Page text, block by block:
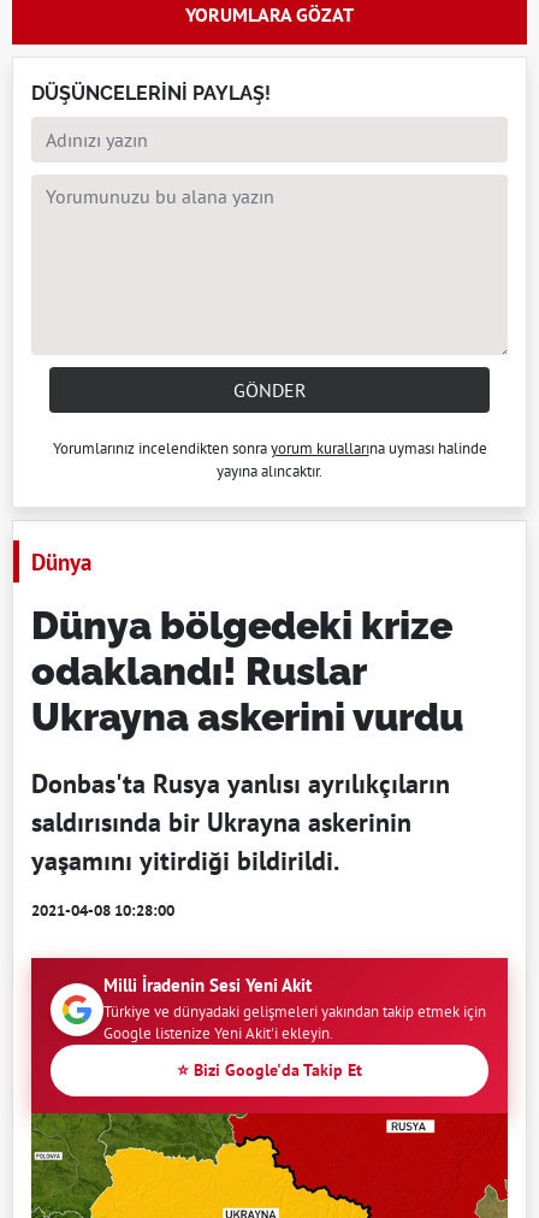
YORUMLARA GÖZAT
DÜŞÜNCELERİNİ PAYLAŞ!
GÖNDER
Yorumlarınız incelendikten sonrayorum kurallarına uyması halinde
yayına alıncaktır.
Dünya
Dünya bölgedeki krize
odaklandı! Ruslar
Ukrayna askerini vurdu
Donbas'ta Rusya yanlısı ayrılıkçıların
saldırısında bir Ukrayna askerinin
yaşamını yitirdiği bildirildi.
2021-04-08 10:28:00
Milli İradenin Sesi Yeni Akit
Türkiye ve dünyadaki gelişmeleri yakından takip etmek için
Google listenize Yeni Akit'i ekleyin.
⭐ Bizi Google'da Takip Et